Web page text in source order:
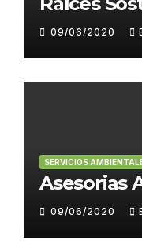
09/06/2020
SERVICIOS
Asesorias
09/06/2020